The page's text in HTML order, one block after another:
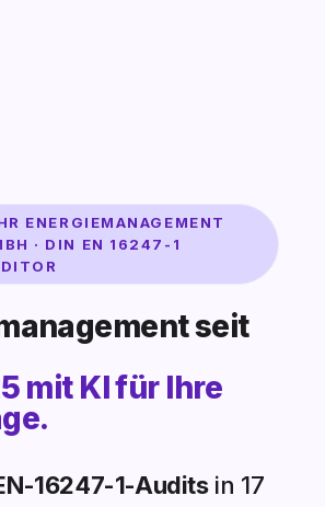
ENERGIEMANAGEMENT
· DIN EN 16247-1
seit
mit KI für Ihre
16247-1-Auditsin 17